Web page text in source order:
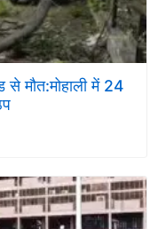
से मौत:मोहाली में 24